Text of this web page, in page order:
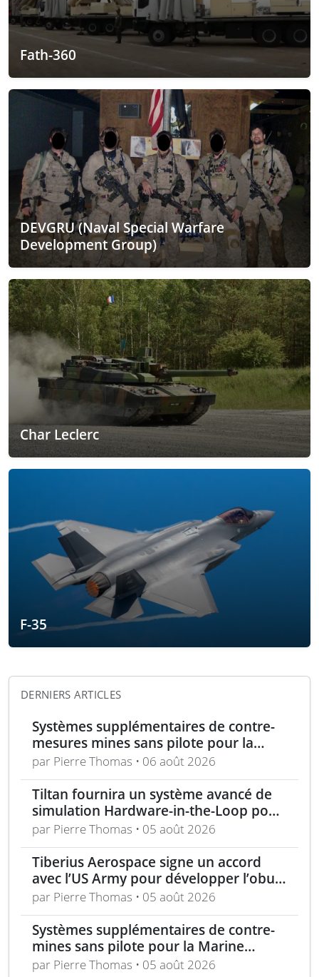
Fath-360
DEVGRU (Naval Special Warfare
Development Group)
Char Leclerc
F-35
DERNIERS ARTICLES
Systèmes supplémentaires de contre-
mesures mines sans pilote pour la
Marine française
par Pierre Thomas • 06 août 2026
Tiltan fournira un système avancé de
simulation Hardware-in-the-Loop pour
un programme électro-optique IR
unique
par Pierre Thomas • 05 août 2026
Tiberius Aerospace signe un accord
avec l’US Army pour développer l’obus
d’artillerie guidée Sceptre
par Pierre Thomas • 05 août 2026
Systèmes supplémentaires de contre-
mines sans pilote pour la Marine
nationale française
par Pierre Thomas • 05 août 2026